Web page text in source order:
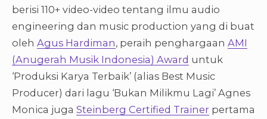
berisi 110+ video-video tentang ilmu audio
engineering dan music production yang di buat
oleh Agus Hardiman, peraih penghargaan AMI
(Anugerah Musik Indonesia) Award untuk
‘Produksi Karya Terbaik’ (alias Best Music
Producer) dari lagu ‘Bukan Milikmu Lagi’ Agnes
Monica juga Steinberg Certified Trainer pertama